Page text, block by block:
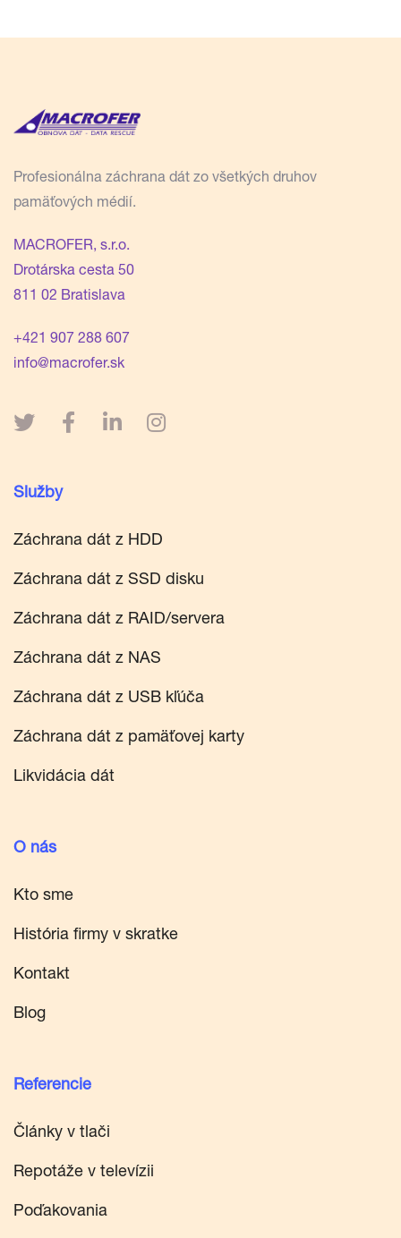
Profesionálna záchrana dát zo všetkých druhov
pamäťových médií.
MACROFER, s.r.o.
Drotárska cesta 50
811 02 Bratislava
+421 907 288 607
info@macrofer.sk
Služby
Záchrana dát z HDD
Záchrana dát z SSD disku
Záchrana dát z RAID/servera
Záchrana dát z NAS
Záchrana dát z USB kľúča
Záchrana dát z pamäťovej karty
Likvidácia dát
O nás
Kto sme
História firmy v skratke
Kontakt
Blog
Referencie
Články v tlači
Repotáže v televízii
Poďakovania